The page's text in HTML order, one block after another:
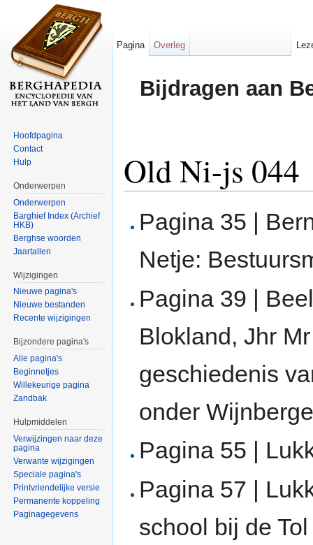
Bijdragen aan
Old Ni-js 044
Pagina 35 |
Netje:
Pagina 39 |
Blokland, Jhr
geschiedenis
onder
Pagina 55 |
Pagina 57 |
school bij de
Pagina Overleg
Hoofdpagina
Contact
Hulp
Onderwerpen
Onderwerpen
Barghief Index (Archief
HKB)
Berghse woorden
Jaartallen
Wijzigingen
Nieuwe pagina's
Nieuwe bestanden
Recente wijzigingen
Bijzondere pagina's
Alle pagina's
Beginnetjes
Willekeurige pagina
Zandbak
Hulpmiddelen
Verwijzingen naar deze
pagina
Verwante wijzigingen
Speciale pagina's
Printvriendelijke versie
Permanente koppeling
Paginagegevens